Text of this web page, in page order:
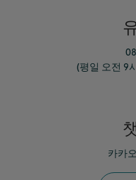
(평일 오전 9
카카